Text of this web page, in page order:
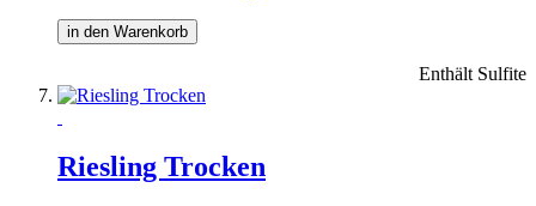
in den Warenkorb
Enthält Sulfite
Riesling Trocken